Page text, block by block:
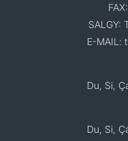
SALGY:
E-MAIL:
Du, Si,
Du, Si,